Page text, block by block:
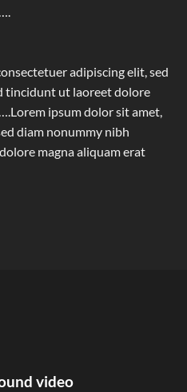
adipiscing elit, sed
tincidunt ut laoreet dolore
ipsum dolor sit amet,
diam nonummy nibh
magna aliquam erat
video